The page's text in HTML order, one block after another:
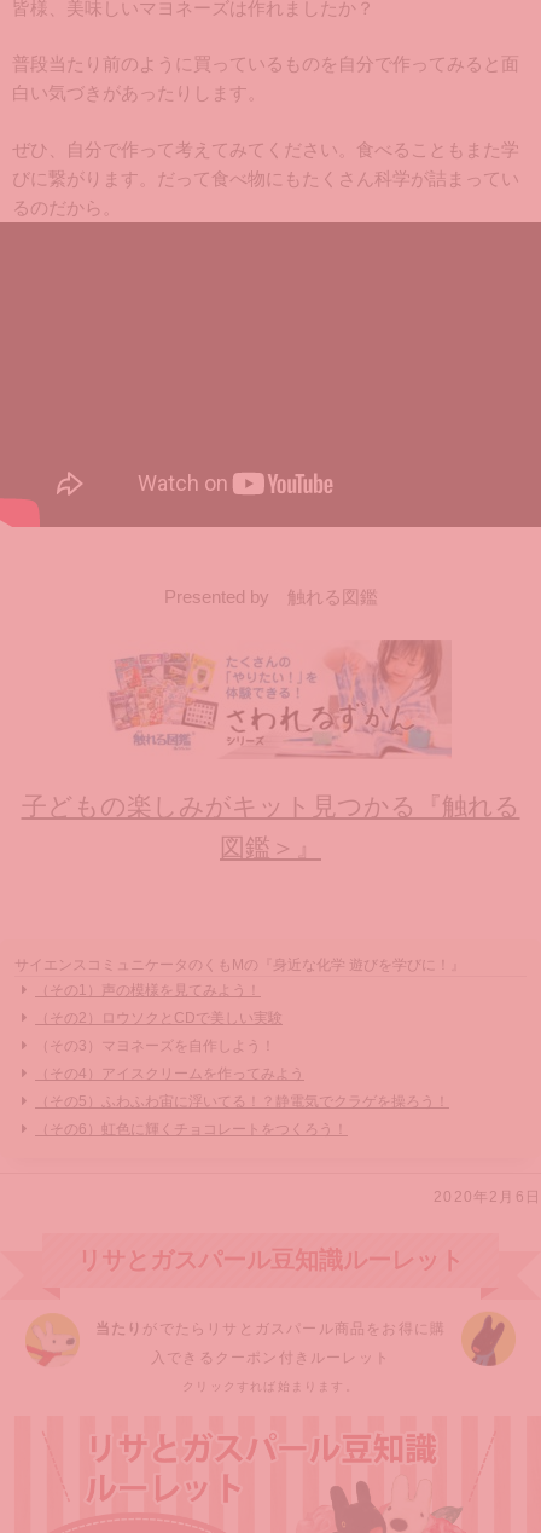
皆様、美味しいマヨネーズは作れましたか？
普段当たり前のように買っているものを自分で作ってみると面
白い気づきがあったりします。
ぜひ、自分で作って考えてみてください。食べることもまた学
びに繋がります。だって食べ物にもたくさん科学が詰まってい
るのだから。
Presented by 触れる図鑑
子どもの楽しみがキット見つかる『触れる
図鑑＞』
サイエンスコミュニケータのくもMの『身近な化学 遊びを学びに！』
（その1）声の模様を見てみよう！
（その2）ロウソクとCDで美しい実験
（その3）マヨネーズを自作しよう！
（その4）アイスクリームを作ってみよう
（その5）ふわふわ宙に浮いてる！？静電気でクラゲを操ろう！
（その6）虹色に輝くチョコレートをつくろう！
2020年2月6日
リサとガスパール豆知識ルーレット
当たり がでたらリサとガスパール商品をお得に購
入できるクーポン付きルーレット
クリックすれば始まります。